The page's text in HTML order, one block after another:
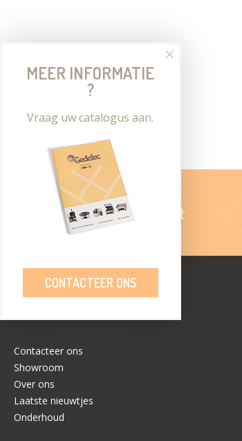
✕
MEER INFORMATIE
?
Vraag uw catalogus aan.
CONTACTEER ONS
Ruim assortiment
Contacteer ons
Showroom
Over ons
Laatste nieuwtjes
Onderhoud